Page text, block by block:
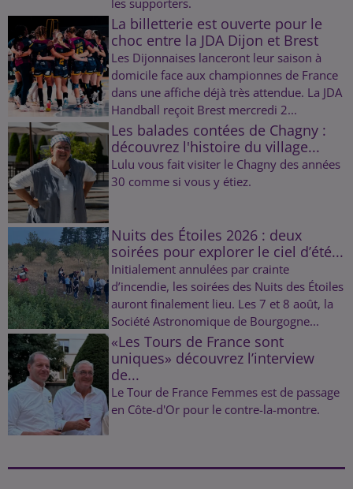
les supporters.
La billetterie est ouverte pour le
choc entre la JDA Dijon et Brest
Les Dijonnaises lanceront leur saison à
domicile face aux championnes de France
dans une affiche déjà très attendue. La JDA
Handball reçoit Brest mercredi 2...
Les balades contées de Chagny :
découvrez l'histoire du village...
Lulu vous fait visiter le Chagny des années
30 comme si vous y étiez.
Nuits des Étoiles 2026 : deux
soirées pour explorer le ciel d’été...
Initialement annulées par crainte
d’incendie, les soirées des Nuits des Étoiles
auront finalement lieu. Les 7 et 8 août, la
Société Astronomique de Bourgogne...
«Les Tours de France sont
uniques» découvrez l’interview
de...
Le Tour de France Femmes est de passage
en Côte-d'Or pour le contre-la-montre.